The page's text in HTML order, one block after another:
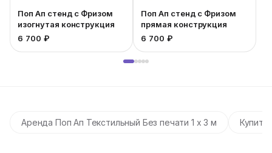
Поп Ап стенд с Фризом
изогнутая конструкция
6 700 ₽
Поп Ап стенд с Фризом
прямая конструкция
6 700 ₽
Аренда Поп Ап Текстильный Без печати 1 х 3 м Купить